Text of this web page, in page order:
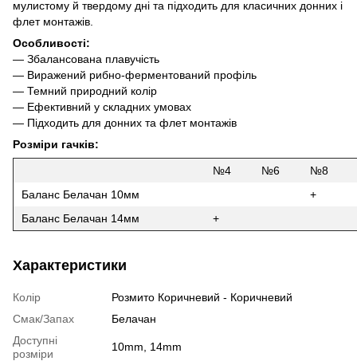
мулистому й твердому дні та підходить для класичних донних і
флет монтажів.
Особливості:
— Збалансована плавучість
— Виражений рибно-ферментований профіль
— Темний природний колір
— Ефективний у складних умовах
— Підходить для донних та флет монтажів
Розміри гачків:
№4 №6
№8
Баланс Белачан 10мм
+
Баланс Белачан 14мм
+
Характеристики
Колір
Розмито Коричневий - Коричневий
Смак/Запах
Белачан
Доступні
розміри
10mm, 14mm